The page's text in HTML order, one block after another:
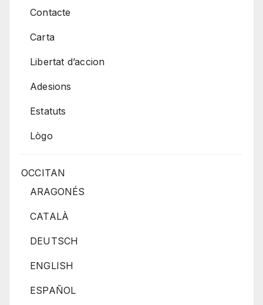
Contacte
Carta
Libertat d’accion
Adesions
Estatuts
Lògo
OCCITAN
ARAGONÉS
CATALÀ
DEUTSCH
ENGLISH
ESPAÑOL